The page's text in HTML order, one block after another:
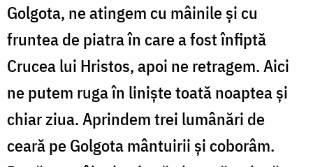
Golgota, ne atingem cu mâinile și cu
fruntea de piatra în care a fost înfiptă
Crucea lui Hristos, apoi ne retragem. Aici
ne putem ruga în liniște toată noaptea și
chiar ziua. Aprindem trei lumânări de
ceară pe Golgota mântuirii și coborâm.